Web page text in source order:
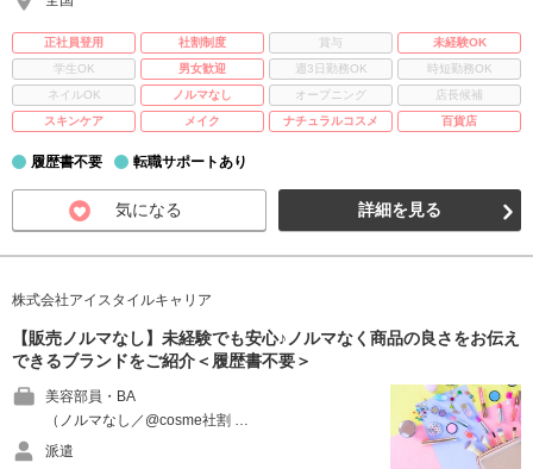
正社員登用 社割制度 賞与
未経験OK
学生OK
男女歓迎 週3日勤務OK
時短勤務OK
ネイルOK
ノルマなし オープニング
店長候補
スキンケア
メイク ナチュラルコスメ 百貨店
履歴書不要 転職サポートあり
気になる 詳細を見る
株式会社アイスタイルキャリア
【販売ノルマなし】未経験でも安心♪ノルマなく商品の良さをお伝え
できるブランドをご紹介＜履歴書不要＞
美容部員・BA
（ノルマなし／@cosme社割 …
派遣